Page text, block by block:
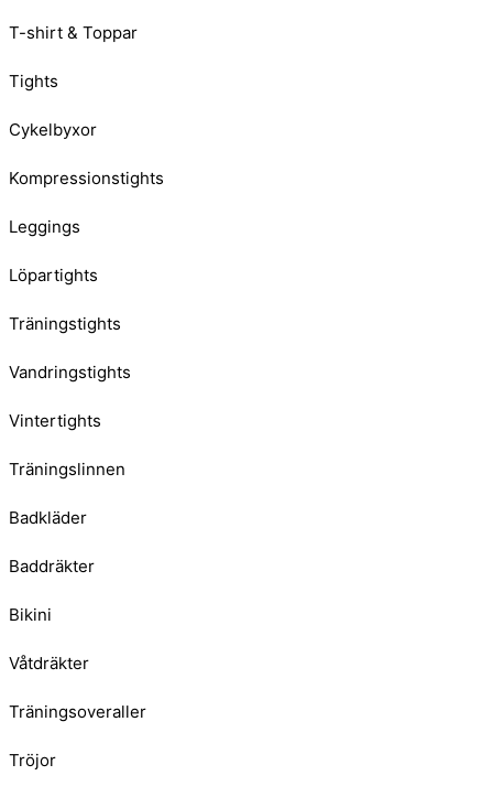
T-shirt & Toppar
Tights
Cykelbyxor
Kompressionstights
Leggings
Löpartights
Träningstights
Vandringstights
Vintertights
Träningslinnen
Badkläder
Baddräkter
Bikini
Våtdräkter
Träningsoveraller
Tröjor